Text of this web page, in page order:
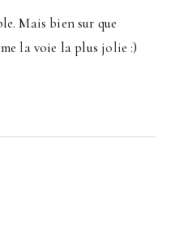
Mais bien sur que
la voie la plus jolie :)